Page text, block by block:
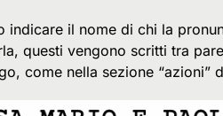
indicare il nome di chi la
questi vengono scritti tra
come nella sezione